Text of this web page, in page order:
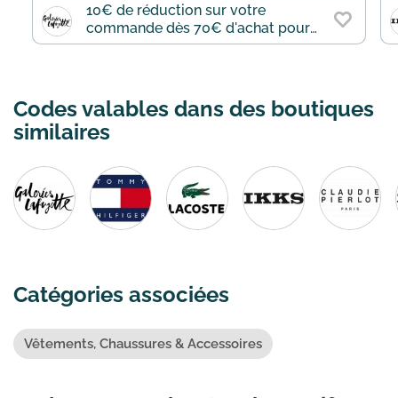
10€ de réduction sur votre
commande dès 70€ d'achat pour
les nouveaux clients
Codes valables dans des boutiques
similaires
Catégories associées
Vêtements, Chaussures & Accessoires